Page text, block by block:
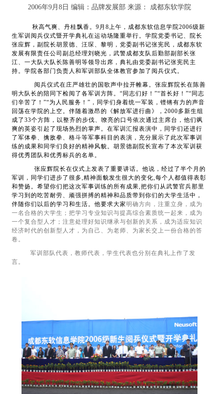
2006年9月8日 编辑：品牌发展部 来源： 成都东软学院
秋高气爽、丹桂飘香。9月8上午，成都东软信息学院2006级新
生军训阅兵仪式暨开学典礼在运动场隆重举行。学院党委书记、院长
张应辉，副院长胡景德、汪琛、黎明，党委副书记张宪民，成都东软
发展有限责任公司副总经理刘晓光，武警成都支队后勤部副部长张
江、一大队大队长陈善明等领导出席，典礼由党委副书记张宪民主
持。学院各部门负责人和军训部队全体教官参加了阅兵仪式。
阅兵仪式在庄严雄壮的国歌声中拉开帷幕。张应辉院长在陈善
明大队长的陪同下检阅了各军训方阵。“同志们好！”“首长好！”“同志
们辛苦了！”“为人民服务！”，同学们身着统一军装，铿锵有力的声音
回荡在学院的上空。伴随着激昂的《解放军进行曲》，2000多新生组
成了33个方阵，以整齐的步伐、嘹亮的口号依次通过主席台，他们飒
爽的英姿引起了现场热烈的掌声。在军训汇报表演中，同学们还进行
了军体拳、擒敌拳、格斗等军事科目的表演，充分展示了此次军事训
练的成果和同学们良好的精神风貌。胡景德副院长宣布了本次军训获
得优秀团队和优秀标兵的名单。
张应辉院长在仪式上发表了重要讲话。他说，经过了半个月的
军训，同学们进步了很多,精神面貌发生很大的变化,每个人都值得表彰
和赞扬。希望你们把这次军事训练的所有成果,把你们从武警官兵那里
学习到的吃苦耐劳、顽强拼搏的精神和品质带到你们的大学生活中，
伴随你们以后的学习和生活。他要求大家明确方向，注重立身，成为
一名合格的大学生；把学习专业知识与提高综合素质统一起来，成为
一个复合型人才；注意处理好知识继承与创新的关系，成为适应知识
经济时代的创新型人才，为自己、为老师、为家长交上一份合格的答
卷。
军训部队代表，教师代表，学生代表也分别在典礼上作了发
言。